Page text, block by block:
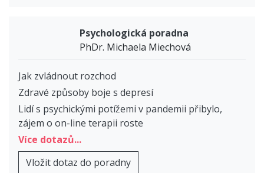
Psychologická poradna
PhDr. Michaela Miechová
Jak zvládnout rozchod
Zdravé způsoby boje s depresí
Lidí s psychickými potížemi v pandemii přibylo,
zájem o on-line terapii roste
Více dotazů...
Vložit dotaz do poradny